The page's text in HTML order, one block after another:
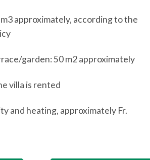
approximately, according to the
garden: 50 m2 approximately
villa is rented
and heating, approximately Fr.